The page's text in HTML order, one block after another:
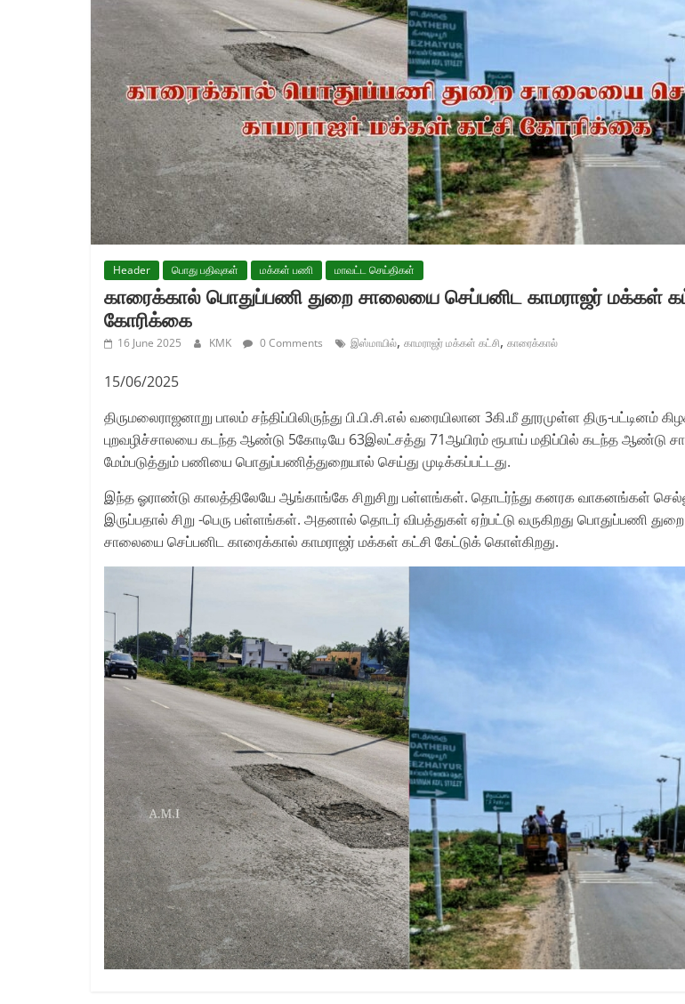
Header பொது பதிவுகள் மக்கள் பணி மாவட்ட செய்திகள்
காரைக்கால் பொதுப்பணி துறை சாலையை செப்பனிட காமராஜர் மக்கள்
கோரிக்கை
16 June 2025 KMK 0 Comments இஸ்மாயில், காமராஜர் மக்கள் கட்சி, காரைக்கால்
15/06/2025
திருமலைராஜனாறு பாலம் சந்திப்பிலிருந்து பி.பி.சி.எல் வரையிலான 3கி.மீ தூரமுள்ள திரு-பட்டினம்
புறவழிச்சாலயை கடந்த ஆண்டு 5கோடியே 63இலட்சத்து 71ஆயிரம் ரூபாய் மதிப்பில் கடந்த ஆண்டு
மேம்படுத்தும் பணியை பொதுப்பணித்துறையால் செய்து முடிக்கப்பட்டது.
இந்த ஓராண்டு காலத்திலேயே ஆங்காங்கே சிறுசிறு பள்ளங்கள். தொடர்ந்து கனரக வாகனங்கள்
இருப்பதால் சிறு -பெரு பள்ளங்கள். அதனால் தொடர் விபத்துகள் ஏற்பட்டு வருகிறது பொதுப்பணி துறை
சாலையை செப்பனிட காரைக்கால் காமராஜர் மக்கள் கட்சி கேட்டுக் கொள்கிறது.